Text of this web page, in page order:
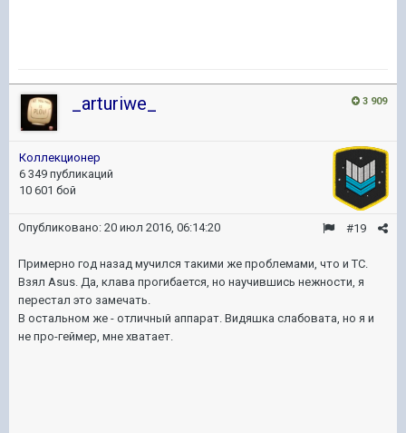
3 909
_arturiwe_
Коллекционер
6 349 публикаций
10 601 бой
#19
Опубликовано: 20 июл 2016, 06:14:20
Примерно год назад мучился такими же проблемами, что и ТС.
Взял Аsus. Да, клава прогибается, но научившись нежности, я
перестал это замечать.
В остальном же - отличный аппарат. Видяшка слабовата, но я и
не про-геймер, мне хватает.